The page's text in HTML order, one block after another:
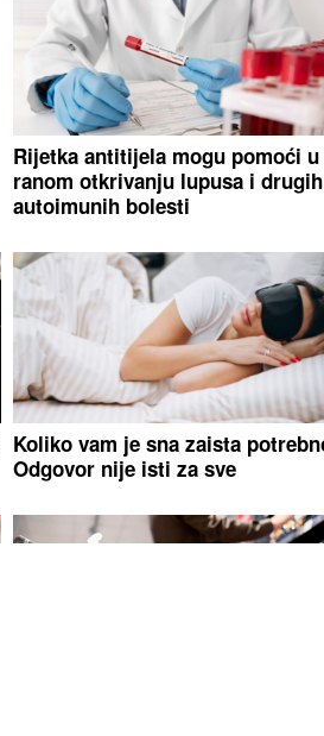
Rijetka antitijela mogu pomoći u
ranom otkrivanju lupusa i drugih
autoimunih bolesti
Koliko vam je sna zaista
Odgovor nije isti za sve